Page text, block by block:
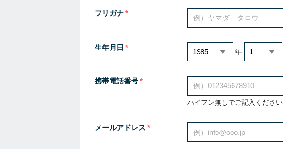
フリガナ
生年月日
年
携帯電話番号
ハイフン無しでご記入ください
メールアドレス